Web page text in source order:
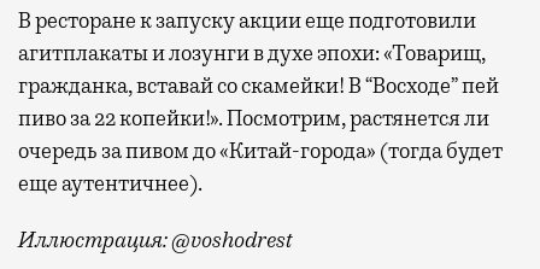
В ресторане к запуску акции еще подготовили
агитплакаты и лозунги в духе эпохи: «Товарищ,
гражданка, вставай со скамейки! В “Восходе” пей
пиво за 22 копейки!». Посмотрим, растянется ли
очередь за пивом до «Китай-города» (тогда будет
еще аутентичнее).
Иллюстрация: @voshodrest